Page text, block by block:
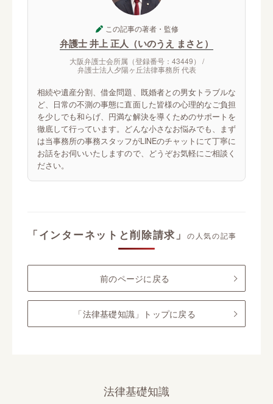
この記事の著者・監修
弁護士 井上 正人（いのうえ まさと）
大阪弁護士会所属（登録番号：43449） /
弁護士法人夕陽ヶ丘法律事務所 代表
相続や遺産分割、借金問題、既婚者との男女トラブルな
ど、日常の不測の事態に直面した皆様の心理的なご負担
を少しでも和らげ、円満な解決を導くためのサポートを
徹底して行っています。どんな小さなお悩みでも、まず
は当事務所の事務スタッフがLINEのチャットにて丁寧に
お話をお伺いいたしますので、どうぞお気軽にご相談く
ださい。
「インターネットと削除請求」 の人気の記事
前のページに戻る
「法律基礎知識」トップに戻る
法律基礎知識